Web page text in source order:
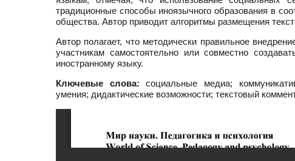
традиционные способы иноязычного образования в
общества. Автор приводит алгоритмы размещения
Автор полагает, что методически правильное
участникам самостоятельно или совместно
иностранному языку.
Ключевые слова: социальные медиа;
умения; дидактические возможности; текстовый